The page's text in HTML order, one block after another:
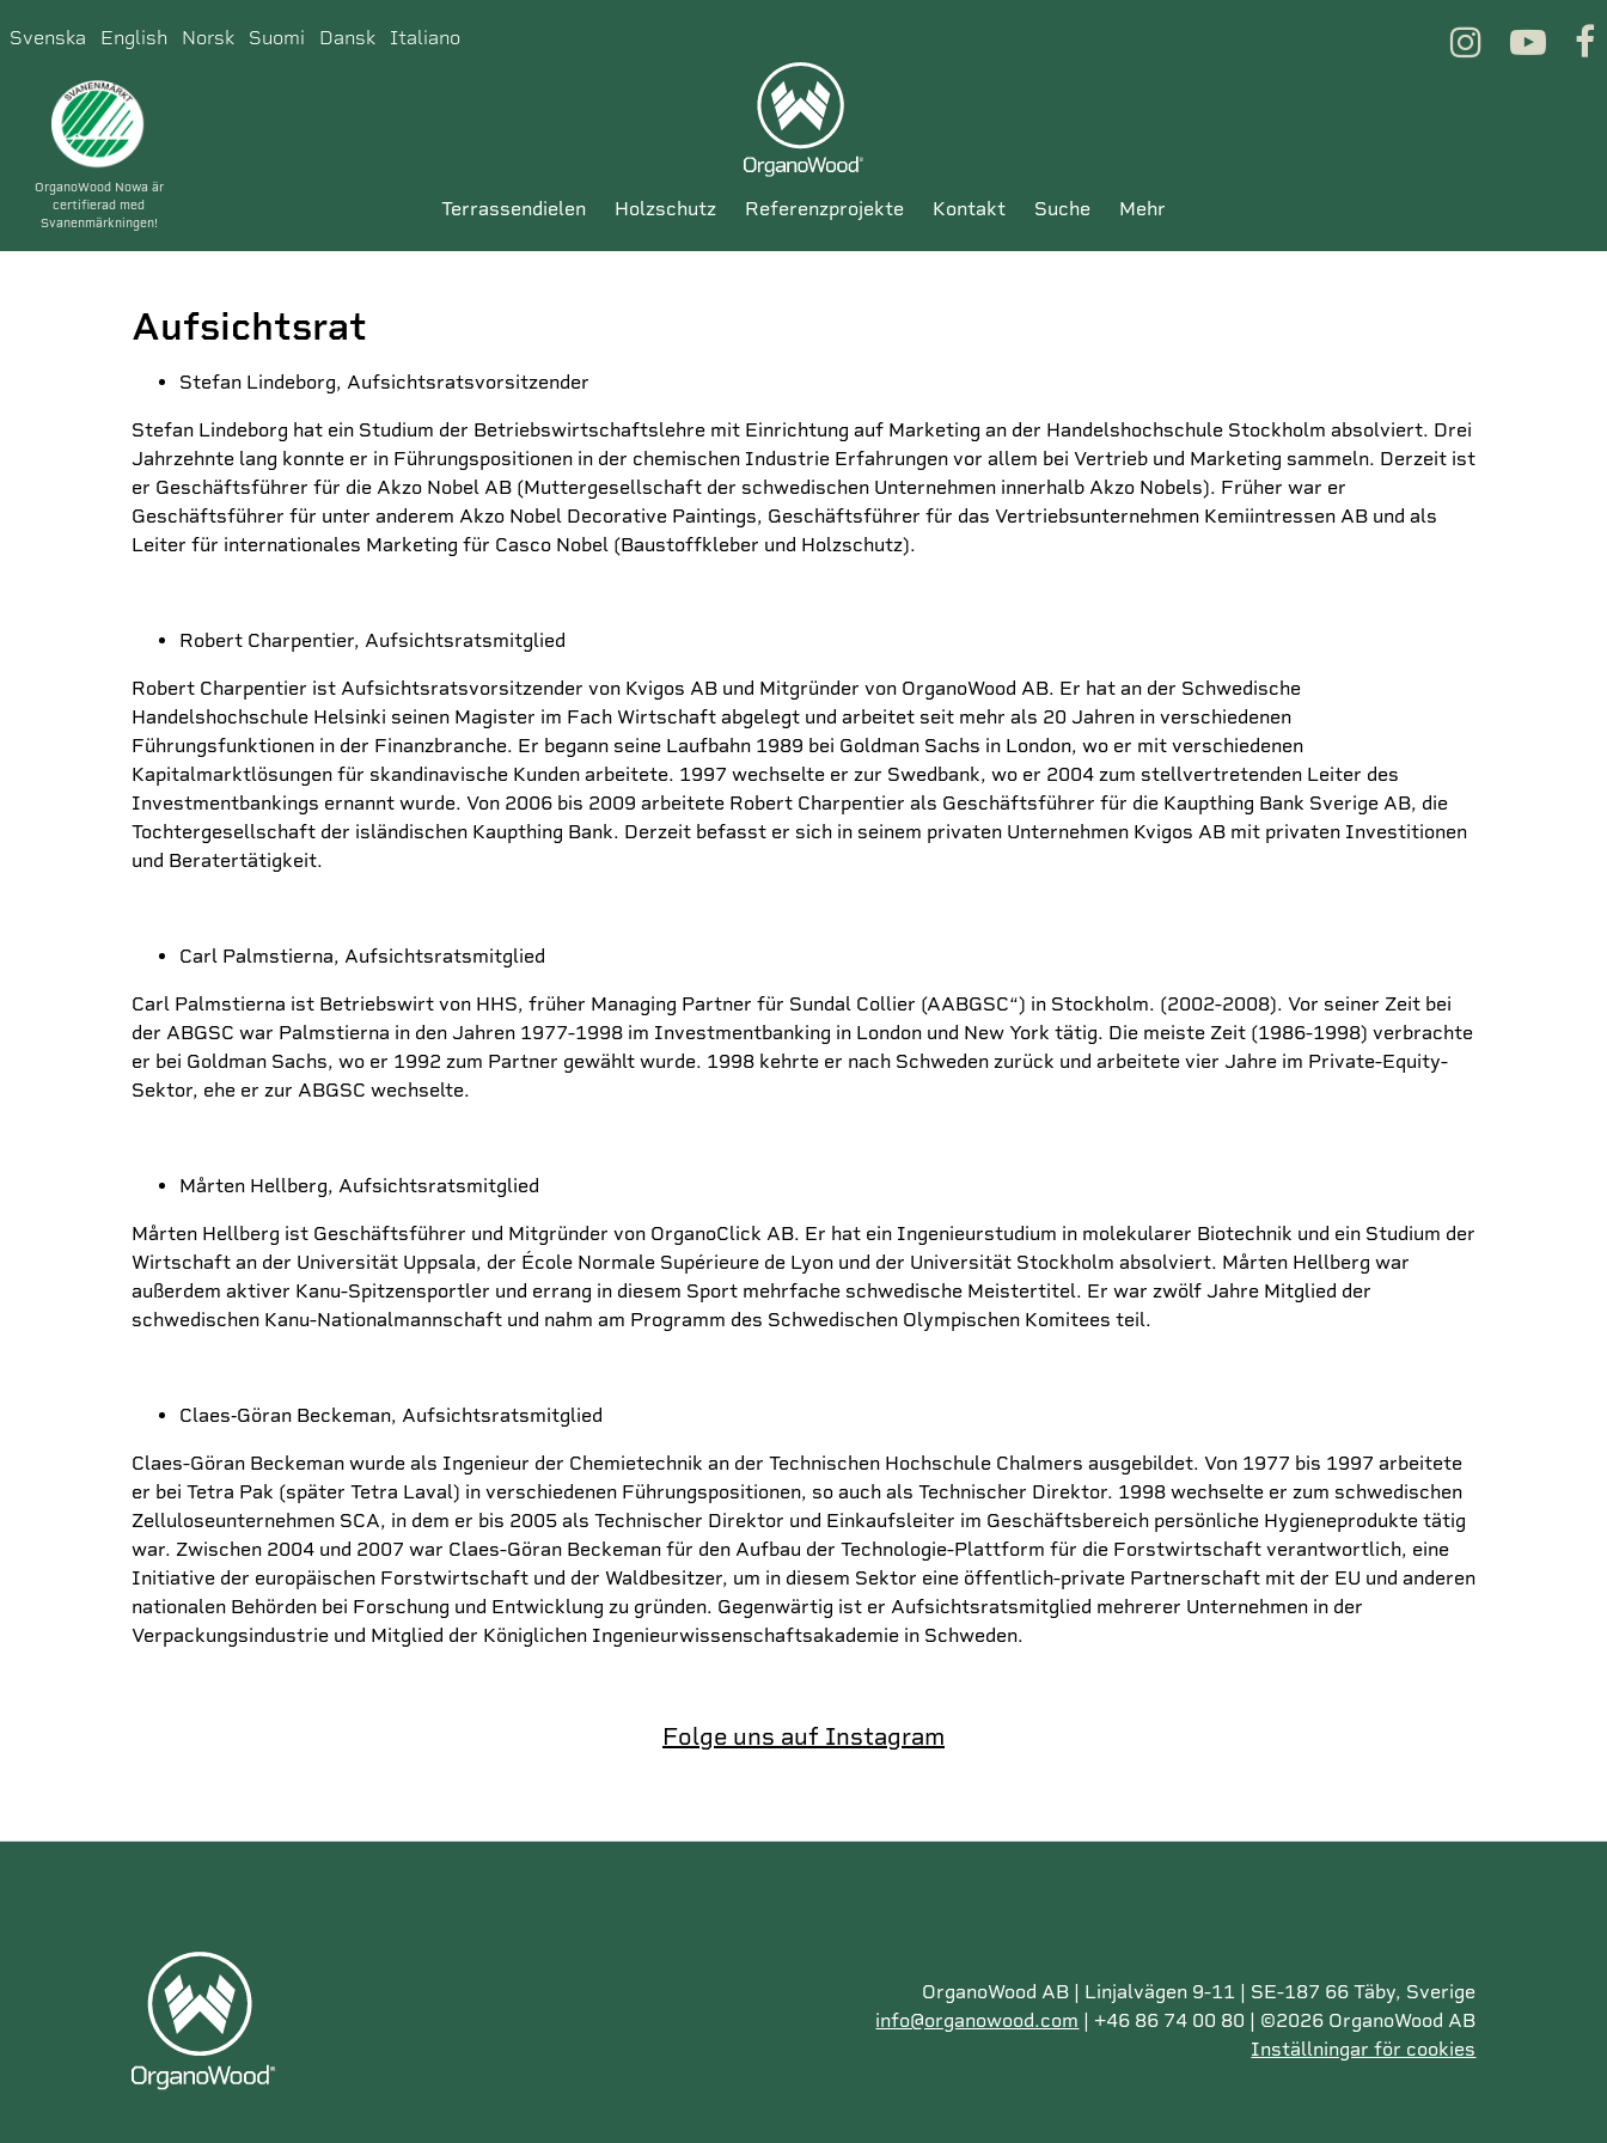
Svenska English Norsk Suomi Dansk Italiano
OrganoWood Nowa är
certifierad med
Svanenmärkningen!
terrassendielen holzschutz referenzprojekte kontakt suche mehr
Aufsichtsrat
Stefan Lindeborg, Aufsichtsratsvorsitzender
Stefan Lindeborg hat ein Studium der Betriebswirtschaftslehre mit Einrichtung auf Marketing an der Handelshochschule Stockholm absolviert. Drei
Jahrzehnte lang konnte er in Führungspositionen in der chemischen Industrie Erfahrungen vor allem bei Vertrieb und Marketing sammeln. Derzeit ist
er Geschäftsführer für die Akzo Nobel AB (Muttergesellschaft der schwedischen Unternehmen innerhalb Akzo Nobels). Früher war er
Geschäftsführer für unter anderem Akzo Nobel Decorative Paintings, Geschäftsführer für das Vertriebsunternehmen Kemiintressen AB und als
Leiter für internationales Marketing für Casco Nobel (Baustoffkleber und Holzschutz).
Robert Charpentier, Aufsichtsratsmitglied
Robert Charpentier ist Aufsichtsratsvorsitzender von Kvigos AB und Mitgründer von OrganoWood AB. Er hat an der Schwedische
Handelshochschule Helsinki seinen Magister im Fach Wirtschaft abgelegt und arbeitet seit mehr als 20 Jahren in verschiedenen
Führungsfunktionen in der Finanzbranche. Er begann seine Laufbahn 1989 bei Goldman Sachs in London, wo er mit verschiedenen
Kapitalmarktlösungen für skandinavische Kunden arbeitete. 1997 wechselte er zur Swedbank, wo er 2004 zum stellvertretenden Leiter des
Investmentbankings ernannt wurde. Von 2006 bis 2009 arbeitete Robert Charpentier als Geschäftsführer für die Kaupthing Bank Sverige AB, die
Tochtergesellschaft der isländischen Kaupthing Bank. Derzeit befasst er sich in seinem privaten Unternehmen Kvigos AB mit privaten Investitionen
und Beratertätigkeit.
Carl Palmstierna, Aufsichtsratsmitglied
Carl Palmstierna ist Betriebswirt von HHS, früher Managing Partner für Sundal Collier (AABGSC“) in Stockholm. (2002-2008). Vor seiner Zeit bei
der ABGSC war Palmstierna in den Jahren 1977-1998 im Investmentbanking in London und New York tätig. Die meiste Zeit (1986-1998) verbrachte
er bei Goldman Sachs, wo er 1992 zum Partner gewählt wurde. 1998 kehrte er nach Schweden zurück und arbeitete vier Jahre im Private-Equity-
Sektor, ehe er zur ABGSC wechselte.
Mårten Hellberg, Aufsichtsratsmitglied
Mårten Hellberg ist Geschäftsführer und Mitgründer von OrganoClick AB. Er hat ein Ingenieurstudium in molekularer Biotechnik und ein Studium der
Wirtschaft an der Universität Uppsala, der École Normale Supérieure de Lyon und der Universität Stockholm absolviert. Mårten Hellberg war
außerdem aktiver Kanu-Spitzensportler und errang in diesem Sport mehrfache schwedische Meistertitel. Er war zwölf Jahre Mitglied der
schwedischen Kanu-Nationalmannschaft und nahm am Programm des Schwedischen Olympischen Komitees teil.
Claes‐Göran Beckeman, Aufsichtsratsmitglied
Claes-Göran Beckeman wurde als Ingenieur der Chemietechnik an der Technischen Hochschule Chalmers ausgebildet. Von 1977 bis 1997 arbeitete
er bei Tetra Pak (später Tetra Laval) in verschiedenen Führungspositionen, so auch als Technischer Direktor. 1998 wechselte er zum schwedischen
Zelluloseunternehmen SCA, in dem er bis 2005 als Technischer Direktor und Einkaufsleiter im Geschäftsbereich persönliche Hygieneprodukte tätig
war. Zwischen 2004 und 2007 war Claes-Göran Beckeman für den Aufbau der Technologie-Plattform für die Forstwirtschaft verantwortlich, eine
Initiative der europäischen Forstwirtschaft und der Waldbesitzer, um in diesem Sektor eine öffentlich-private Partnerschaft mit der EU und anderen
nationalen Behörden bei Forschung und Entwicklung zu gründen. Gegenwärtig ist er Aufsichtsratsmitglied mehrerer Unternehmen in der
Verpackungsindustrie und Mitglied der Königlichen Ingenieurwissenschaftsakademie in Schweden.
Folge uns auf Instagram
OrganoWood AB | Linjalvägen 9-11 | SE-187 66 Täby, Sverige
info@organowood.com | +46 86 74 00 80 | ©2026 OrganoWood AB
Inställningar för cookies